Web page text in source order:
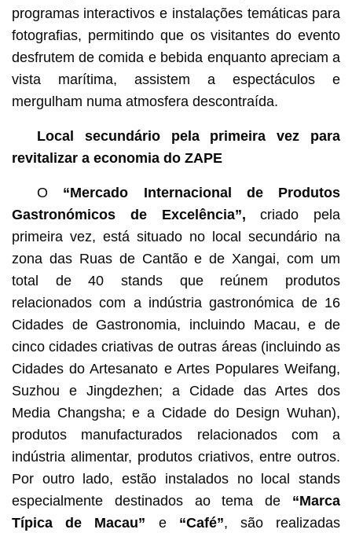
programas interactivos e instalações temáticas para
fotografias, permitindo que os visitantes do evento
desfrutem de comida e bebida enquanto apreciam a
vista marítima, assistem a espectáculos e
mergulham numa atmosfera descontraída.
Local secundário pela primeira vez para
revitalizar a economia do ZAPE
O “Mercado Internacional de Produtos
Gastronómicos de Excelência”, criado pela
primeira vez, está situado no local secundário na
zona das Ruas de Cantão e de Xangai, com um
total de 40 stands que reúnem produtos
relacionados com a indústria gastronómica de 16
Cidades de Gastronomia, incluindo Macau, e de
cinco cidades criativas de outras áreas (incluindo as
Cidades do Artesanato e Artes Populares Weifang,
Suzhou e Jingdezhen; a Cidade das Artes dos
Media Changsha; e a Cidade do Design Wuhan),
produtos manufacturados relacionados com a
indústria alimentar, produtos criativos, entre outros.
Por outro lado, estão instalados no local stands
especialmente destinados ao tema de “Marca
Típica de Macau” e “Café”, são realizadas